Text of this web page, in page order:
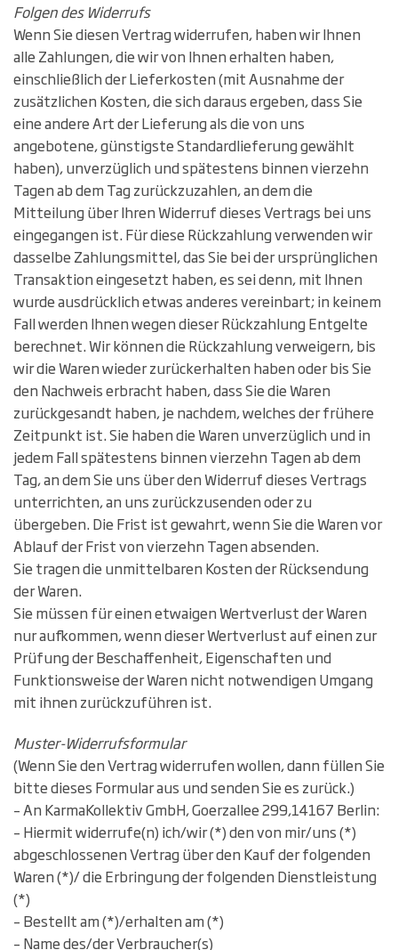
Folgen des Widerrufs
Wenn Sie diesen Vertrag widerrufen, haben wir Ihnen
alle Zahlungen, die wir von Ihnen erhalten haben,
einschließlich der Lieferkosten (mit Ausnahme der
zusätzlichen Kosten, die sich daraus ergeben, dass Sie
eine andere Art der Lieferung als die von uns
angebotene, günstigste Standardlieferung gewählt
haben), unverzüglich und spätestens binnen vierzehn
Tagen ab dem Tag zurückzuzahlen, an dem die
Mitteilung über Ihren Widerruf dieses Vertrags bei uns
eingegangen ist. Für diese Rückzahlung verwenden wir
dasselbe Zahlungsmittel, das Sie bei der ursprünglichen
Transaktion eingesetzt haben, es sei denn, mit Ihnen
wurde ausdrücklich etwas anderes vereinbart; in keinem
Fall werden Ihnen wegen dieser Rückzahlung Entgelte
berechnet. Wir können die Rückzahlung verweigern, bis
wir die Waren wieder zurückerhalten haben oder bis Sie
den Nachweis erbracht haben, dass Sie die Waren
zurückgesandt haben, je nachdem, welches der frühere
Zeitpunkt ist. Sie haben die Waren unverzüglich und in
jedem Fall spätestens binnen vierzehn Tagen ab dem
Tag, an dem Sie uns über den Widerruf dieses Vertrags
unterrichten, an uns zurückzusenden oder zu
übergeben. Die Frist ist gewahrt, wenn Sie die Waren vor
Ablauf der Frist von vierzehn Tagen absenden.
Sie tragen die unmittelbaren Kosten der Rücksendung
der Waren.
Sie müssen für einen etwaigen Wertverlust der Waren
nur aufkommen, wenn dieser Wertverlust auf einen zur
Prüfung der Beschaffenheit, Eigenschaften und
Funktionsweise der Waren nicht notwendigen Umgang
mit ihnen zurückzuführen ist.
Muster-Widerrufsformular
(Wenn Sie den Vertrag widerrufen wollen, dann füllen Sie
bitte dieses Formular aus und senden Sie es zurück.)
– An KarmaKollektiv GmbH, Goerzallee 299,14167 Berlin:
– Hiermit widerrufe(n) ich/wir (*) den von mir/uns (*)
abgeschlossenen Vertrag über den Kauf der folgenden
Waren (*)/ die Erbringung der folgenden Dienstleistung
(*)
– Bestellt am (*)/erhalten am (*)
– Name des/der Verbraucher(s)